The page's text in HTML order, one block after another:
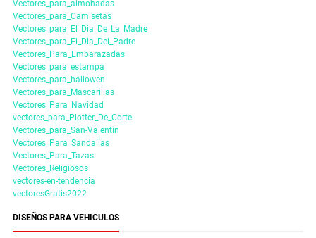
Vectores_para_almohadas
Vectores_para_Camisetas
Vectores_para_El_Dia_De_La_Madre
Vectores_para_El_Dia_Del_Padre
Vectores_Para_Embarazadas
Vectores_para_estampa
Vectores_para_hallowen
Vectores_para_Mascarillas
Vectores_Para_Navidad
vectores_para_Plotter_De_Corte
Vectores_para_San-Valentin
Vectores_Para_Sandalias
Vectores_Para_Tazas
Vectores_Religiosos
vectores-en-tendencia
vectoresGratis2022
DISEÑOS PARA VEHICULOS